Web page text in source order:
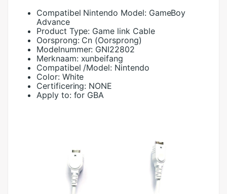
Compatibel Nintendo Model: GameBoy
Advance
Product Type: Game link Cable
Oorsprong: Cn (Oorsprong)
Modelnummer: GNI22802
Merknaam: xunbeifang
Compatibel /Model: Nintendo
Color: White
Certificering: NONE
Apply to: for GBA